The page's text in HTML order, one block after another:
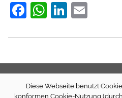
F
c
e
b
o
W
at
s
A
p
Li
k
e
dI
n
ai
l
Newsletter Presse
Diese Webseite benutzt
konformen Cookie-Nutzung